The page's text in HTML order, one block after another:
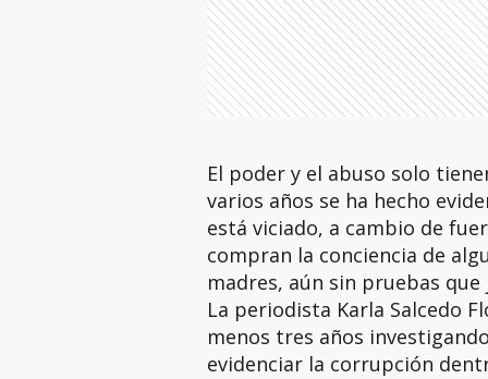
El poder y el abuso solo
varios años se ha hecho
está viciado, a cambio de
compran la conciencia de
madres, aún sin pruebas
La periodista Karla Salcedo
menos tres años
evidenciar la corrupción